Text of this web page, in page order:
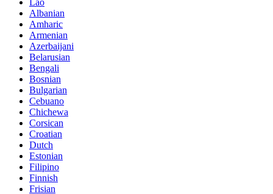
Lao
Albanian
Amharic
Armenian
Azerbaijani
Belarusian
Bengali
Bosnian
Bulgarian
Cebuano
Chichewa
Corsican
Croatian
Dutch
Estonian
Filipino
Finnish
Frisian